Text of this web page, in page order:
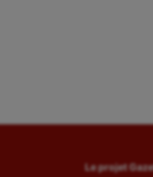
Le projet